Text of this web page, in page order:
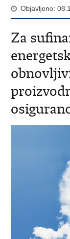
Objavljeno:
Za